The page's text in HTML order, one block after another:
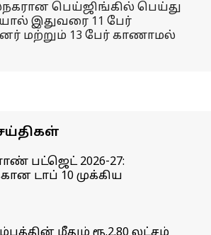
பெய்ஜிங்கில் பெய்து
இதுவரை 11 பேர்
மற்றும் 13 பேர் காணாமல்
பட்ஜெட் 2026-27:
டாப் 10 முக்கிய